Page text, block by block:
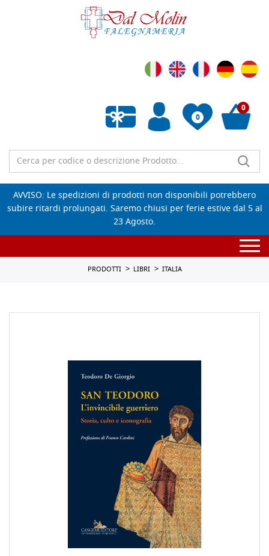
0
Wishlist vuota
0
AVVISO: Le spedizioni di prodotti non disponibili potrebbero
subire ritardi prolungati. Saremo chiusi per ferie estive dal 5 al
23 Agosto.
PRODOTTI LIBRI ITALIA